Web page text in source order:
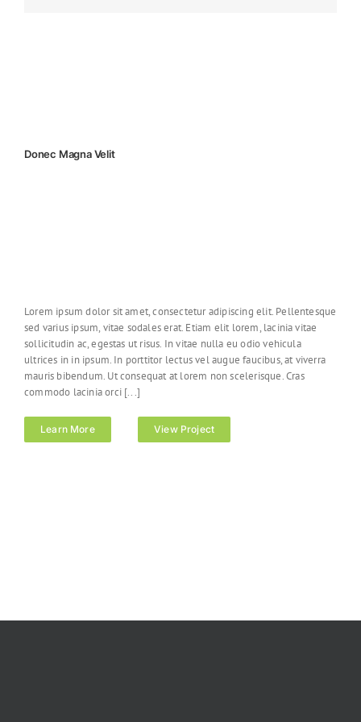
Donec Magna Velit
Lorem ipsum dolor sit amet, consectetur adipiscing elit. Pellentesque
sed varius ipsum, vitae sodales erat. Etiam elit lorem, lacinia vitae
sollicitudin ac, egestas ut risus. In vitae nulla eu odio vehicula
ultrices in in ipsum. In porttitor lectus vel augue faucibus, at viverra
mauris bibendum. Ut consequat at lorem non scelerisque. Cras
commodo lacinia orci [...]
Learn More View Project